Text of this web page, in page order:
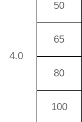
4.0
50
65
80
100